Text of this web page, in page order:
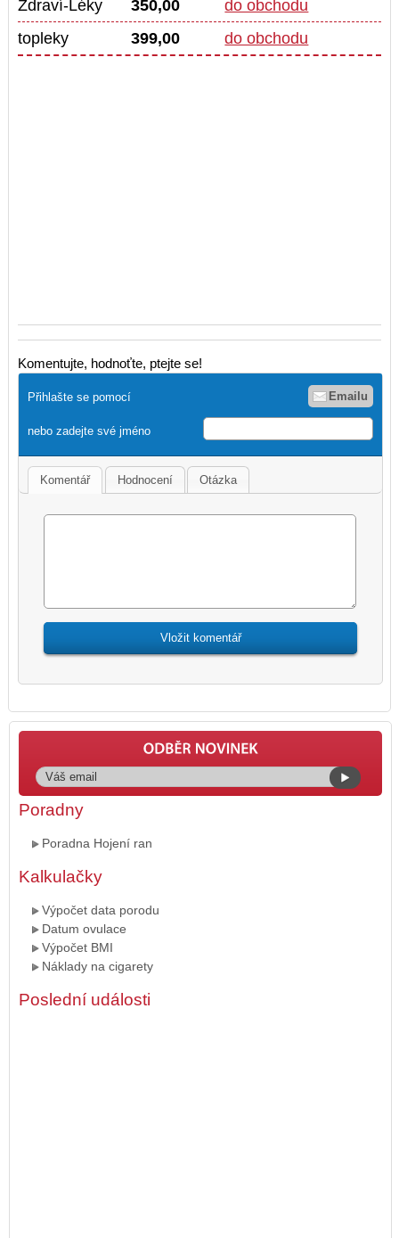
Zdraví-Léky 350,00
do obchodu
topleky
399,00 do obchodu
Komentujte, hodnoťte, ptejte se!
Přihlašte se pomocí Emailu
nebo zadejte své jméno
Komentář Hodnocení Otázka
Poradny
Poradna Hojení ran
Kalkulačky
Výpočet data porodu
Datum ovulace
Výpočet BMI
Náklady na cigarety
Poslední události